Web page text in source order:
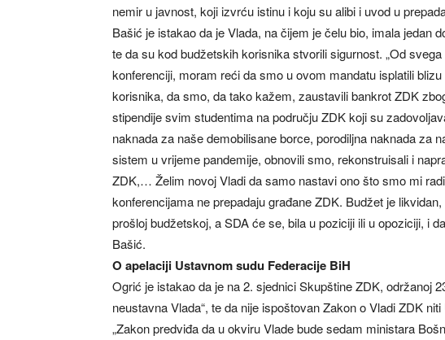
nemir u javnost, koji izvrću istinu i koju su alibi i uvod u
Bašić je istakao da je Vlada, na čijem je čelu bio, imala jedan
te da su kod budžetskih korisnika stvorili sigurnost. „Od
konferenciji, moram reći da smo u ovom mandatu isplatili
korisnika, da smo, da tako kažem, zaustavili bankrot ZDK
stipendije svim studentima na području ZDK koji su
naknada za naše demobilisane borce, porodiljna naknada za
sistem u vrijeme pandemije, obnovili smo, rekonstruisali i
ZDK,… Želim novoj Vladi da samo nastavi ono što smo mi
konferencijama ne prepadaju građane ZDK. Budžet je
prošloj budžetskoj, a SDA će se, bila u poziciji ili u opoziciji, i
Bašić.
O apelaciji Ustavnom sudu Federacije BiH
Ogrić je istakao da je na 2. sjednici Skupštine ZDK, održanoj
neustavna Vlada“, te da nije ispoštovan Zakon o Vladi ZDK niti
„Zakon predviđa da u okviru Vlade bude sedam ministara